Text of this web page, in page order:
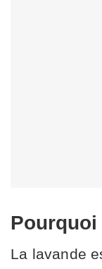
La lavande